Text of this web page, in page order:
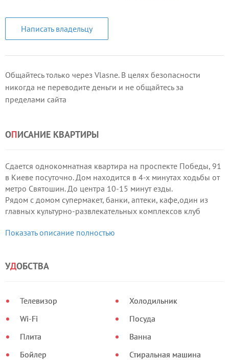
Написать владельцу
Общайтесь только через Vlasne. В целях безопасности
никогда не переводите деньги и не общайтесь за
пределами сайта
ОПИСАНИЕ КВАРТИРЫ
Сдается однокомнатная квартира на проспекте Победы, 91
в Киеве посуточно. Дом находится в 4-х минутах ходьбы от
метро Святошин. До центра 10-15 минут езды.
Рядом с домом супермакет, банки, аптеки, кафе,один из
главных культурно-развлекательных комплексов клуб
В квартире есть абсолютно все необходимое для
Показать описание полностью
УДОБСТВА
Телевизор
Wi-Fi
Плита
Бойлер
Холодильник
Посуда
Ванна
Стиральная машина